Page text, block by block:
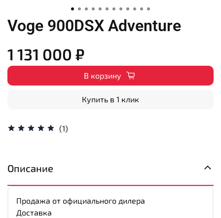
Voge 900DSX Adventure
(1)
1 131 000 ₽
В корзину
Купить в 1 клик
Описание
Продажа от официального дилера
Доставка